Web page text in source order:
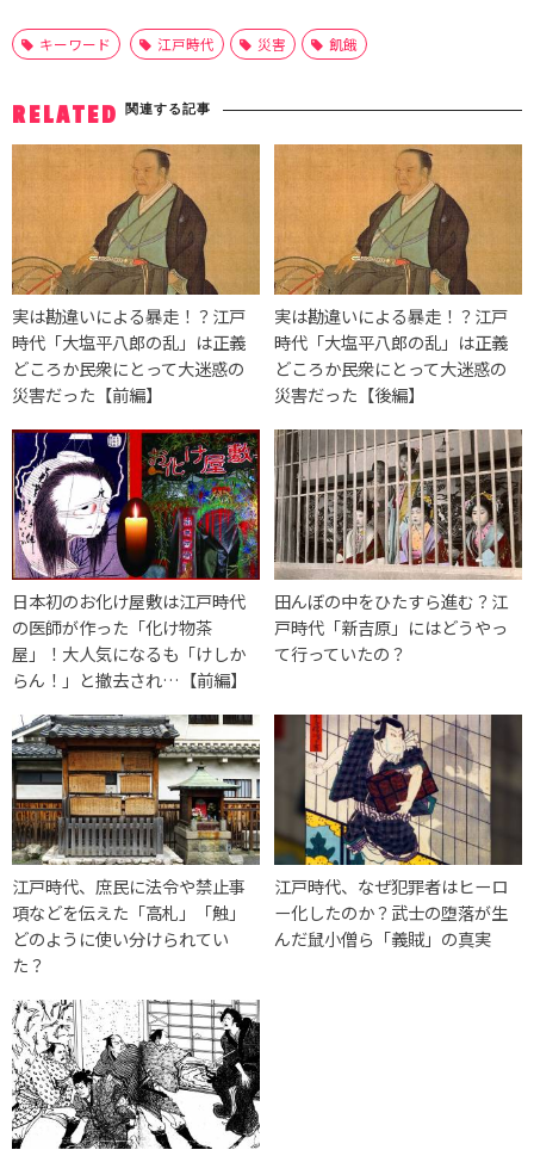
キーワード 江戸時代 災害 飢餓
RELATED 関連する記事
実は勘違いによる暴走！？江戸
時代「大塩平八郎の乱」は正義
どころか民衆にとって大迷惑の
災害だった【前編】
実は勘違いによる暴走！？江戸
時代「大塩平八郎の乱」は正義
どころか民衆にとって大迷惑の
災害だった【後編】
日本初のお化け屋敷は江戸時代
の医師が作った「化け物茶
屋」！大人気になるも「けしか
らん！」と撤去され…【前編】
田んぼの中をひたすら進む？江
戸時代「新吉原」にはどうやっ
て行っていたの？
江戸時代、庶民に法令や禁止事
項などを伝えた「高札」「触」
どのように使い分けられてい
た？
江戸時代、なぜ犯罪者はヒーロ
ー化したのか？武士の堕落が生
んだ鼠小僧ら「義賊」の真実